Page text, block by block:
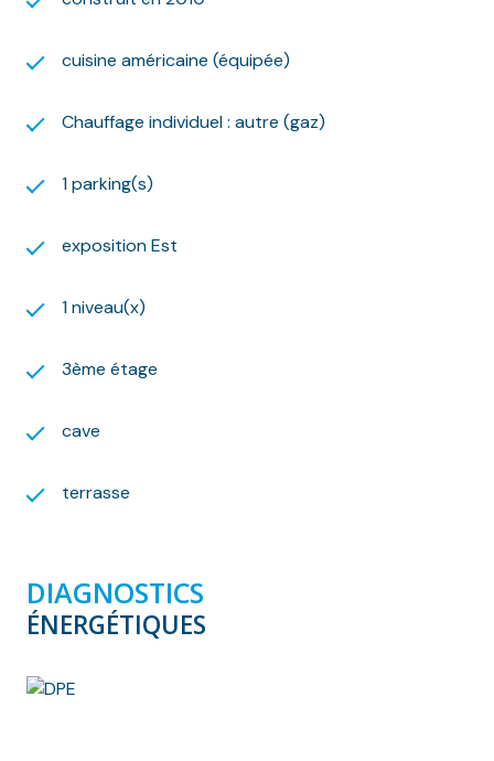
internet.
l’encadrement des loyers fixé par arrêté préfectoral.
Ce loyer est soumis au loyer de référence majoré de
Un complément de loyer est fixé à 71.69 euros.
Montant estimé des dépenses annuelles d'énergie
euros par an. Prix moyens des énergies indexés sur
Les informations sur les risques auxquels ce bien est
Nous nous ferons un plaisir de vous aider dans vos
cuisine américaine (équipée)
Chauffage individuel : autre (gaz)
1 parking(s)
exposition Est
1 niveau(x)
3ème étage
cave
terrasse
DIAGNOSTICS
ÉNERGÉTIQUES